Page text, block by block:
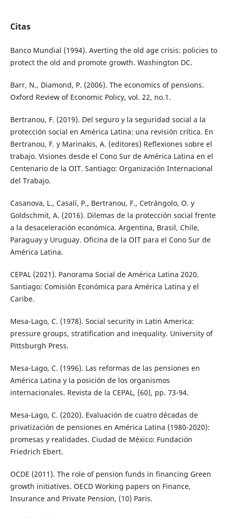
Citas
Banco Mundial (1994). Averting the old age crisis: policies to
protect the old and promote growth. Washington DC.
Barr, N., Diamond, P. (2006). The economics of pensions.
Oxford Review of Economic Policy, vol. 22, no.1.
Bertranou, F. (2019). Del seguro y la seguridad social a la
protección social en América Latina: una revisión crítica. En
Bertranou, F. y Marinakis, A. (editores) Reflexiones sobre el
trabajo. Visiones desde el Cono Sur de América Latina en el
Centenario de la OIT. Santiago: Organización Internacional
del Trabajo.
Casanova, L., Casalí, P., Bertranou, F., Cetrángolo, O. y
Goldschmit, A. (2016). Dilemas de la protección social frente
a la desaceleración económica. Argentina, Brasil, Chile,
Paraguay y Uruguay. Oficina de la OIT para el Cono Sur de
América Latina.
CEPAL (2021). Panorama Social de América Latina 2020.
Santiago: Comisión Económica para América Latina y el
Caribe.
Mesa-Lago, C. (1978). Social security in Latin America:
pressure groups, stratification and inequality. University of
Pittsburgh Press.
Mesa-Lago, C. (1996). Las reformas de las pensiones en
América Latina y la posición de los organismos
internacionales. Revista de la CEPAL, (60), pp. 73-94.
Mesa-Lago, C. (2020). Evaluación de cuatro décadas de
privatización de pensiones en América Latina (1980-2020):
promesas y realidades. Ciudad de México: Fundación
Friedrich Ebert.
OCDE (2011). The role of pension funds in financing Green
growth initiatives. OECD Working papers on Finance,
Insurance and Private Pension, (10) Paris.